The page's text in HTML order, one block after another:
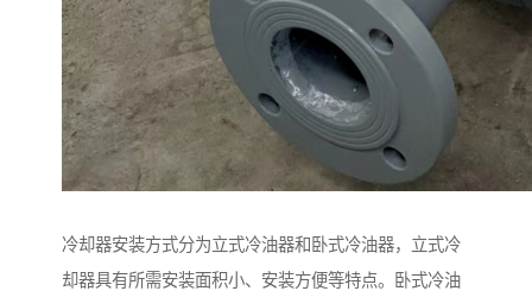
冷却器安装方式分为立式冷油器和卧式冷油器，立式冷
却器具有所需安装面积小、安装方便等特点。卧式冷油